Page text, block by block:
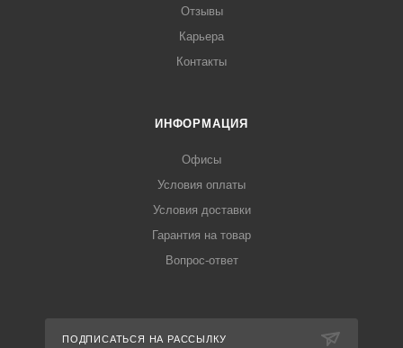
Отзывы
Карьера
Контакты
ИНФОРМАЦИЯ
Офисы
Условия оплаты
Условия доставки
Гарантия на товар
Вопрос-ответ
ПОДПИСАТЬСЯ НА РАССЫЛКУ